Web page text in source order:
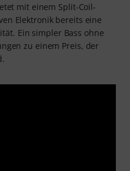
mit einem Split-Coil-
Elektronik bereits eine
Ein simpler Bass ohne
zu einem Preis, der